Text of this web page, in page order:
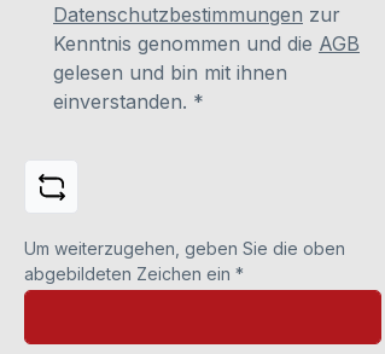
Datenschutzbestimmungen zur
Kenntnis genommen und die AGB
gelesen und bin mit ihnen
einverstanden. *
Um weiterzugehen, geben Sie die oben
abgebildeten Zeichen ein *